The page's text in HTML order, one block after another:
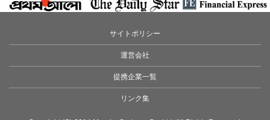
サイトポリシー
運営会社
提携企業一覧
リンク集